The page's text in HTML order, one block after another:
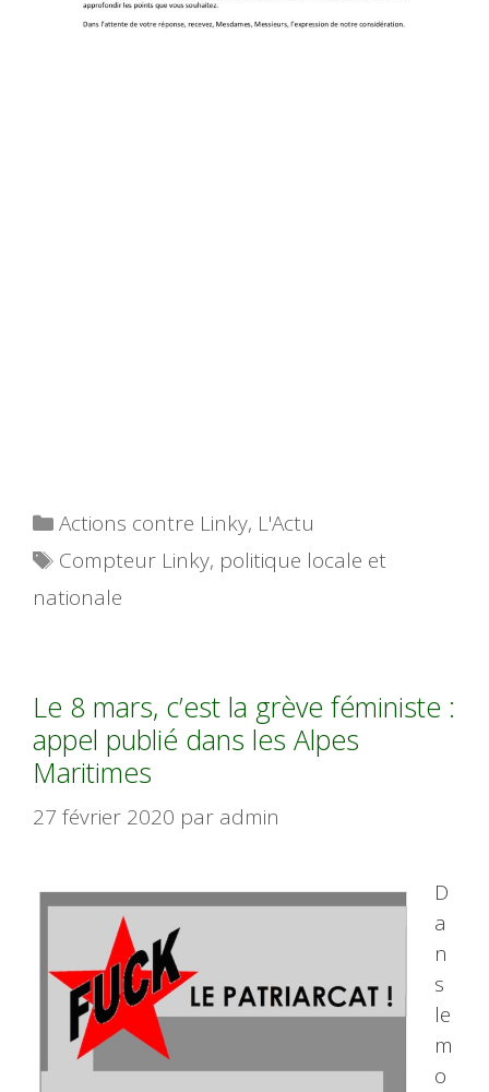
Catégories
Actions contre Linky, L'Actu
Étiquettes
Compteur Linky, politique locale et
nationale
Le 8 mars, c’est la grève féministe :
appel publié dans les Alpes
Maritimes
27 février 2020 par admin
D
a
n
s
le
m
o